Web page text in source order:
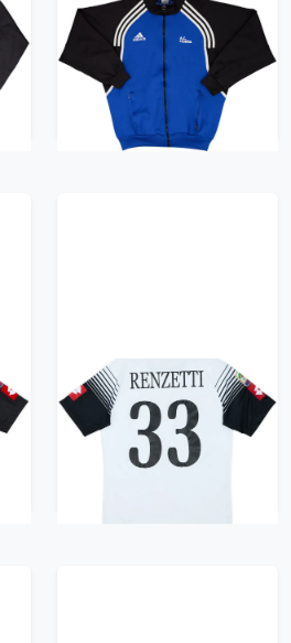
1999-01 Cesena
Player Issue adidas
Track Jacket - 8/10 -
(M/L)
940 kr / £107.99
2014-15 Cesena
Match Issue Home
Shirt Renzetti #33
835 kr / £95.99